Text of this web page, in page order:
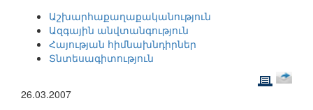
Աշխարհաքաղաքականություն
Ազգային անվտանգություն
Հայության հիմնախնդիրներ
Տնտեսագիտություն
26.03.2007